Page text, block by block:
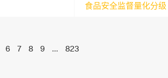
食品安全监督量化分级
6 7 8 9 ... 823